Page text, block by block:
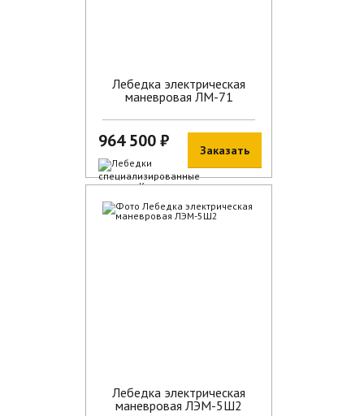
Лебедка электрическая
маневровая ЛМ-71
964 500 ₽
В наличии
Заказать
Лебедка электрическая
маневровая ЛЭМ-5Ш2